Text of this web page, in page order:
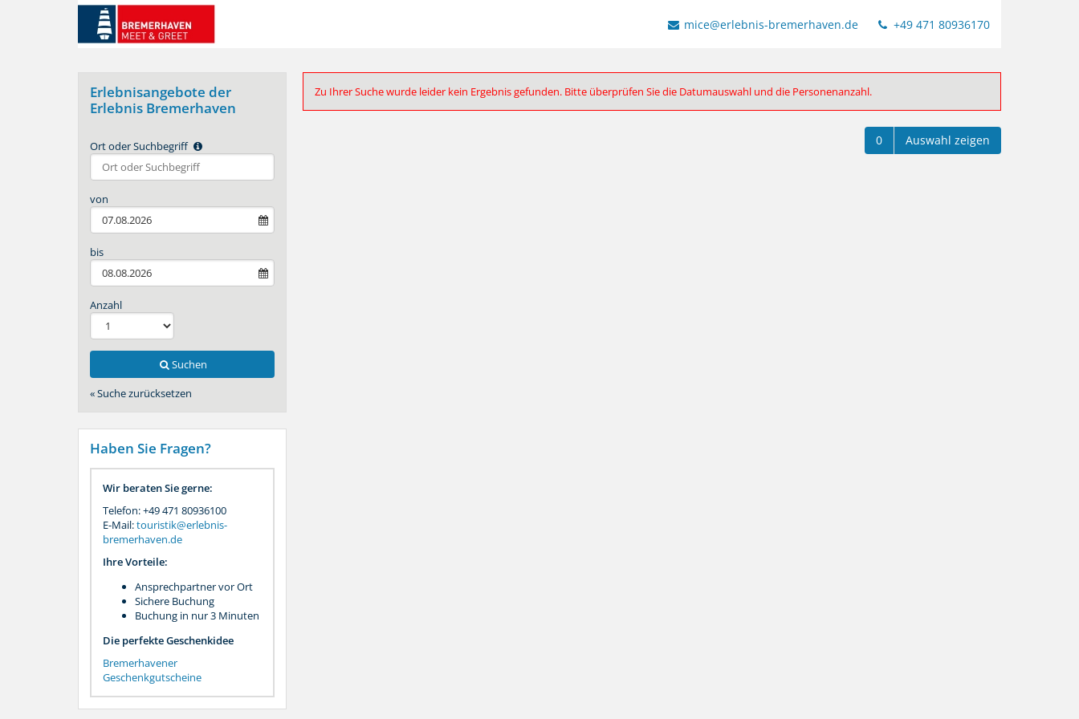
mice@erlebnis-bremerhaven.de +49 471 80936170
Zu Ihrer Suche wurde leider kein Ergebnis gefunden. Bitte überprüfen Sie die Datumauswahl und die Personenanzahl.
0 Auswahl zeigen
Erlebnisangebote der
Erlebnis Bremerhaven
Ort oder Suchbegriff
von
bis
Anzahl
Suchen
« Suche zurücksetzen
Haben Sie Fragen?
Wir beraten Sie gerne:
Telefon: +49 471 80936100
E-Mail:touristik@erlebnis-
bremerhaven.de
Ihre Vorteile:
Ansprechpartner vor Ort
Sichere Buchung
Buchung in nur 3 Minuten
Die perfekte Geschenkidee
Bremerhavener
Geschenkgutscheine